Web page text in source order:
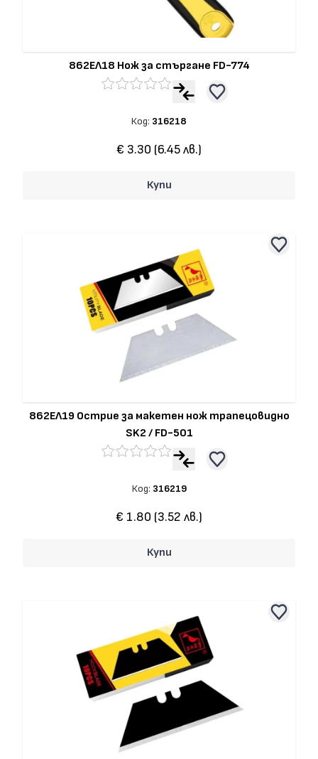
862ЕЛ18 Нож за стъргане FD-774
Код: 316218
€ 3.30 (6.45 лв.)
Купи
862ЕЛ19 Острие за макетен нож трапецовидно
SK2 / FD-501
Код: 316219
€ 1.80 (3.52 лв.)
Купи